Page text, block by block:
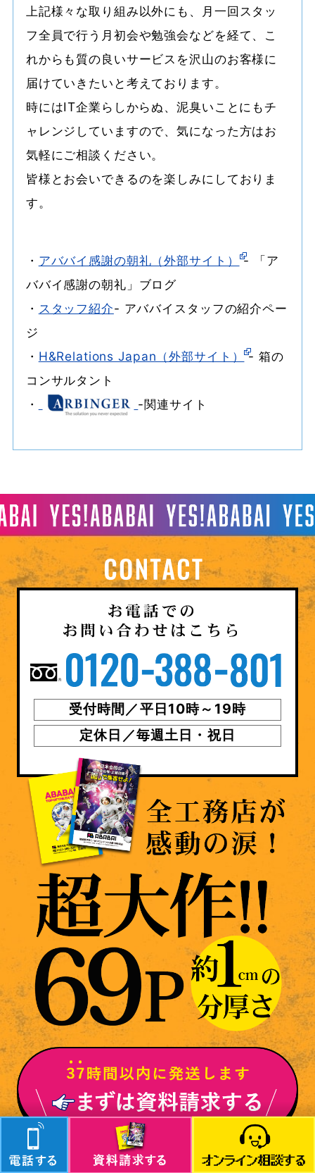
上記様々な取り組み以外にも、月一回スタッ
フ全員で行う月初会や勉強会などを経て、こ
れからも質の良いサービスを沢山のお客様に
届けていきたいと考えております。
時にはIT企業らしからぬ、泥臭いことにもチ
ャレンジしていますので、気になった方はお
気軽にご相談ください。
皆様とお会いできるのを楽しみにしておりま
す。
・ アババイ感謝の朝礼（外部サイト） - 「ア
ババイ感謝の朝礼」ブログ
・ スタッフ紹介- アババイスタッフの紹介ペー
ジ
・ H&Relations Japan（外部サイト）- 箱の
コンサルタント
・
-関連サイト
受付時間／平日10時～19時
定休日／毎週土日・祝日